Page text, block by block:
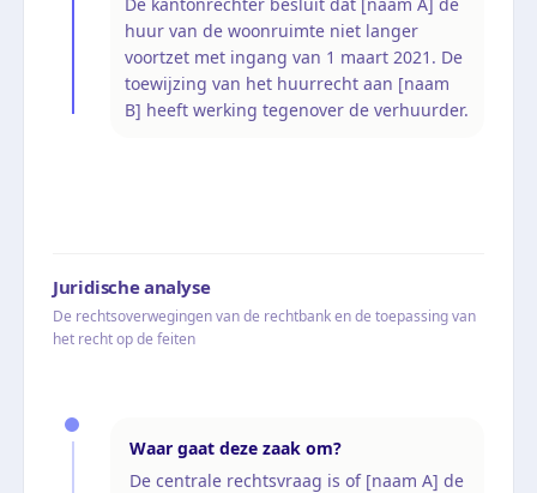
huur van de woonruimte niet langer
voortzet met ingang van 1 maart 2021. De
toewijzing van het huurrecht aan [naam
B] heeft werking tegenover de verhuurder.
Juridische analyse
De rechtsoverwegingen van de rechtbank en de toepassing van
het recht op de feiten
Waar gaat deze zaak om?
De centrale rechtsvraag is of [naam A] de